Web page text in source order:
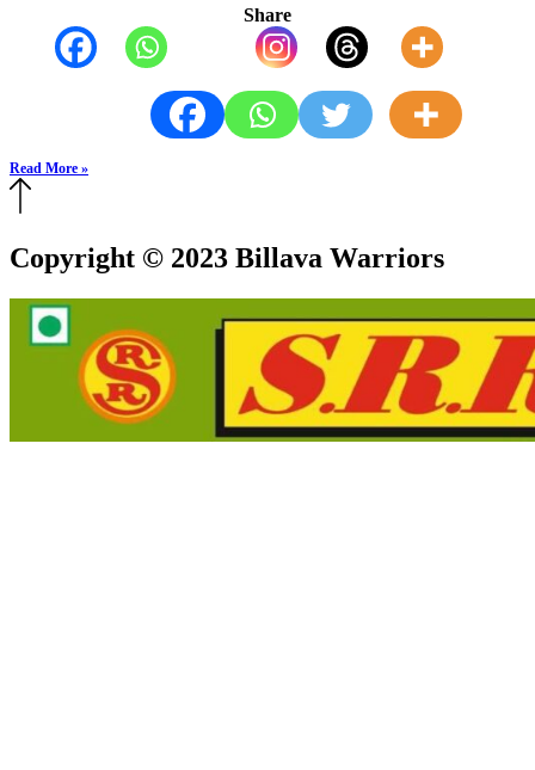
Share
Read More »
Copyright © 2023 Billava Warriors